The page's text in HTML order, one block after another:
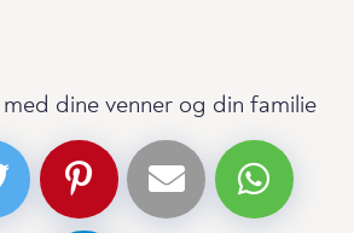
dine venner og din familie